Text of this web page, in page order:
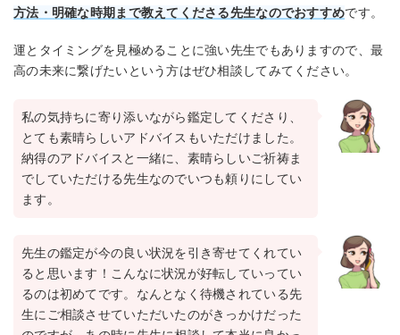
方法・明確な時期まで教えてくださる先生なのでおすすめです。
運とタイミングを見極めることに強い先生でもありますので、最
高の未来に繋げたいという方はぜひ相談してみてください。
私の気持ちに寄り添いながら鑑定してくださり、
とても素晴らしいアドバイスもいただけました。
納得のアドバイスと一緒に、素晴らしいご祈祷ま
でしていただける先生なのでいつも頼りにしてい
ます。
先生の鑑定が今の良い状況を引き寄せてくれてい
ると思います！こんなに状況が好転していってい
るのは初めてです。なんとなく待機されている先
生にご相談させていただいたのがきっかけだった